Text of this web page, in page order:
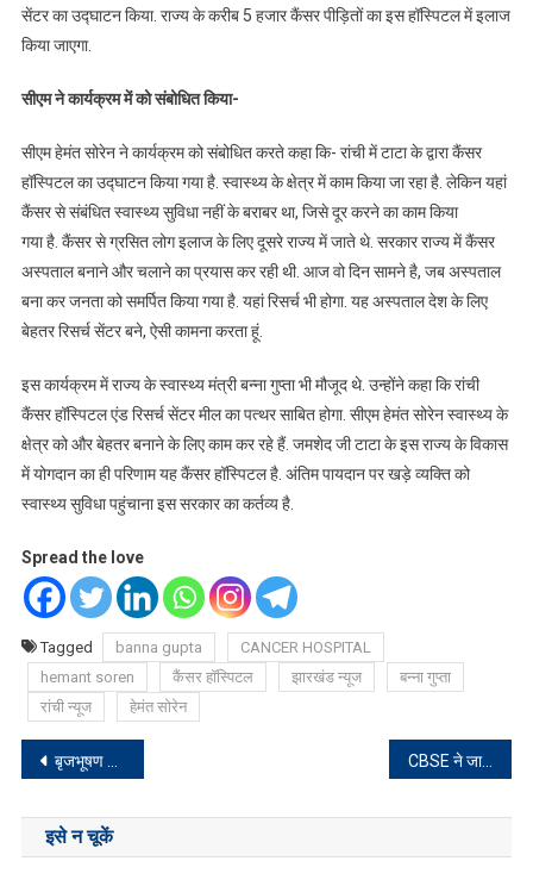
सेंटर का उद्घाटन किया. राज्य के करीब 5 हजार कैंसर पीड़ितों का इस हॉस्पिटल में इलाज
किया जाएगा.
सीएम ने कार्यक्रम में को संबोधित किया-
सीएम हेमंत सोरेन ने कार्यक्रम को संबोधित करते कहा कि- रांची में टाटा के द्वारा कैंसर
हॉस्पिटल का उद्घाटन किया गया है. स्वास्थ्य के क्षेत्र में काम किया जा रहा है. लेकिन यहां
कैंसर से संबंधित स्वास्थ्य सुविधा नहीं के बराबर था, जिसे दूर करने का काम किया
गया है. कैंसर से ग्रसित लोग इलाज के लिए दूसरे राज्य में जाते थे. सरकार राज्य में कैंसर
अस्पताल बनाने और चलाने का प्रयास कर रही थी. आज वो दिन सामने है, जब अस्पताल
बना कर जनता को समर्पित किया गया है. यहां रिसर्च भी होगा. यह अस्पताल देश के लिए
बेहतर रिसर्च सेंटर बने, ऐसी कामना करता हूं.
इस कार्यक्रम में राज्य के स्वास्थ्य मंत्री बन्ना गुप्ता भी मौजूद थे. उन्होंने कहा कि रांची
कैंसर हॉस्पिटल एंड रिसर्च सेंटर मील का पत्थर साबित होगा. सीएम हेमंत सोरेन स्वास्थ्य के
क्षेत्र को और बेहतर बनाने के लिए काम कर रहे हैं. जमशेद जी टाटा के इस राज्य के विकास
में योगदान का ही परिणाम यह कैंसर हॉस्पिटल है. अंतिम पायदान पर खड़े व्यक्ति को
स्वास्थ्य सुविधा पहुंचाना इस सरकार का कर्तव्य है.
Spread the love
Tagged banna gupta
CANCER HOSPITAL
hemant soren
कैंसर हॉस्पिटल झारखंड न्यूज
बन्ना गुप्ता
रांची न्यूज
हेमंत सोरेन
Post
navigation
बृजभूषण दिल्ली पुलिस के सामने हुए पेश, कहा-मैं बेगुनाह.. CBSE ने जारी किए बोर्ड के रिजल्ट, 12वीं साइंस में रांची की शुभांगिनी को मिले 98.2 फीसदी अंक
इसे न चूकें